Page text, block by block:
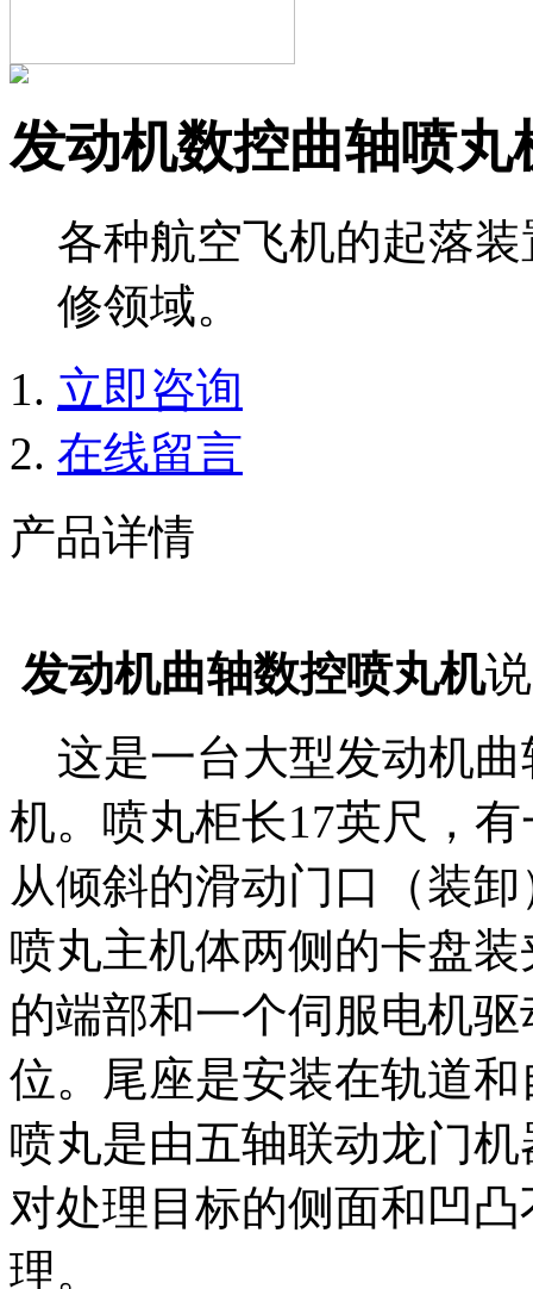
发动机数控曲轴喷丸
各种航空飞机的起落
修领域。
立即咨询
在线留言
产品详情
发动机曲轴数控喷丸机
这是一台大型发动机曲
机。喷丸柜长17英尺，
从倾斜的滑动门口（装
喷丸主机体两侧的卡盘
的端部和一个伺服电机
位。尾座是安装在轨道
喷丸是由五轴联动龙门
对处理目标的侧面和凹
理。